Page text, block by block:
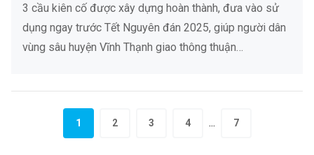
3 cầu kiên cố được xây dựng hoàn thành, đưa vào sử
dụng ngay trước Tết Nguyên đán 2025, giúp người dân
vùng sâu huyện Vĩnh Thạnh giao thông thuận…
1 2 3 4 ... 7